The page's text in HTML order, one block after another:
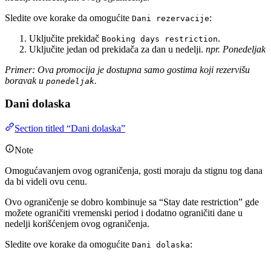
Sledite ove korake da omogućite Dani rezervacije:
Uključite prekidač Booking days restriction.
Uključite jedan od prekidača za dan u nedelji. npr. Ponedeljak
Primer: Ova promocija je dostupna samo gostima koji rezervišu
boravak u ponedeljak.
Dani dolaska
Section titled “Dani dolaska”
Note
Omogućavanjem ovog ograničenja, gosti moraju da stignu tog dana
da bi videli ovu cenu.
Ovo ograničenje se dobro kombinuje sa “Stay date restriction” gde
možete ograničiti vremenski period i dodatno ograničiti dane u
nedelji korišćenjem ovog ograničenja.
Sledite ove korake da omogućite Dani dolaska: